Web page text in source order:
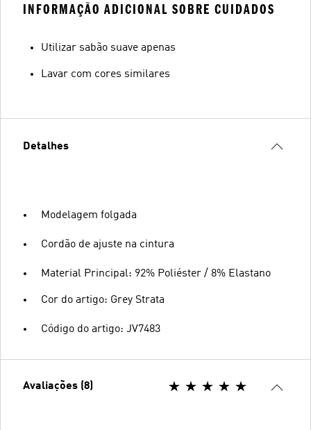
INFORMAÇÃO ADICIONAL SOBRE CUIDADOS
Utilizar sabão suave apenas
Lavar com cores similares
Detalhes
Modelagem folgada
Cordão de ajuste na cintura
Material Principal: 92% Poliéster / 8% Elastano
Cor do artigo: Grey Strata
Código do artigo: JV7483
Avaliações (8)